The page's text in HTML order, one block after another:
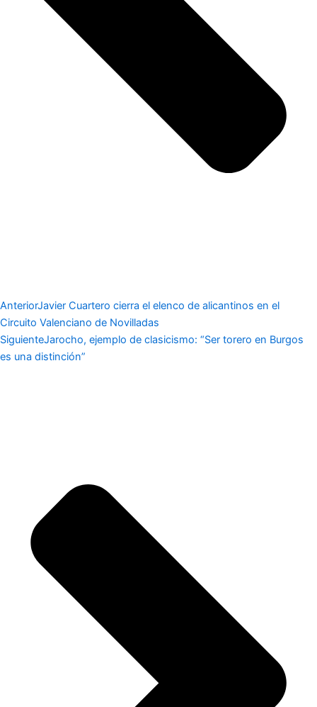
AnteriorJavier Cuartero cierra el elenco de alicantinos en el
Circuito Valenciano de Novilladas
SiguienteJarocho, ejemplo de clasicismo: “Ser torero en Burgos
es una distinción”